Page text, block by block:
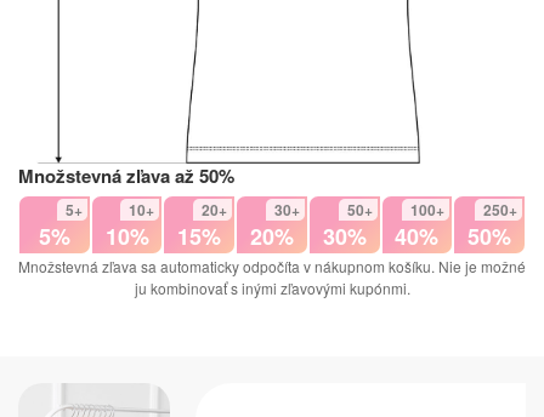
Množstevná zľava až 50%
5+
5%
10+
10%
20+
15%
30+
20%
50+
30%
100+
40%
250+
50%
Množstevná zľava sa automaticky odpočíta v nákupnom košíku. Nie je možné
ju kombinovať s inými zľavovými kupónmi.